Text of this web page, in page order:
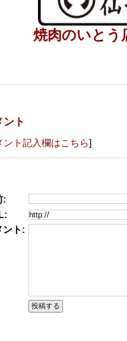
焼肉のいとう
ント
ント記入欄はこちら]
:
ント: